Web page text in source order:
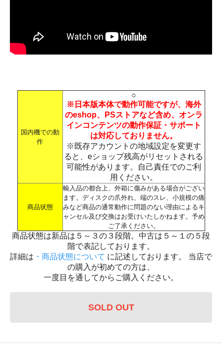
国内機での動
作
○
※日本版本体で動作可能ですが、海外
のeshop、PSストアなど含め、オンラ
インコンテンツの動作保証・サポート
は対応しておりません。
※既存アカウントの地域設定を変更す
ると、eショップ残高がリセットされる
可能性があります。自己責任でのご利
用ください。
商品状態
輸入品の都合上、外箱に傷みがある場合がござい
ます。ディスクの爪外れ、端のスレ、小規模の痛
みなど商品の通常動作に問題のない理由によるキ
ャンセル及び交換はお受けいたしかねます。予め
ご了承ください。
商品状態は新品は５～３の３段階。中古は５～１の５段
階で表記しております。
詳細は ・商品状態について に記述しております。 当店で
の購入が初めての方は、
一度目を通してからご購入ください。
SOLD OUT